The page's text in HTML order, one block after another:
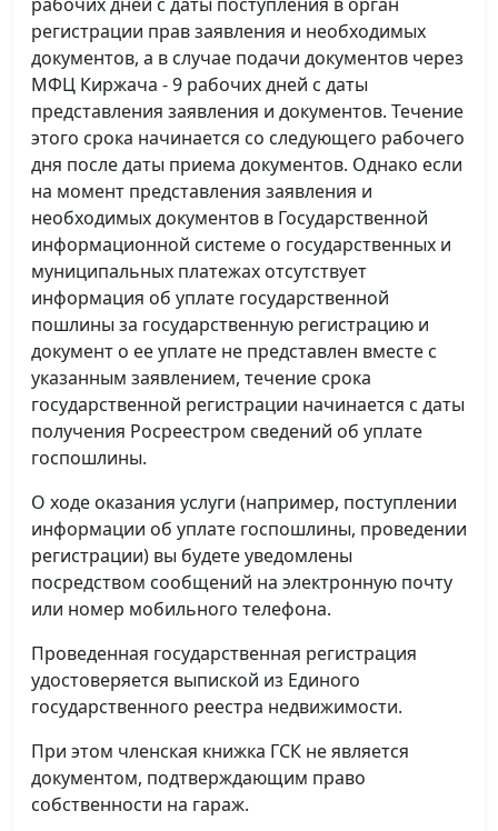
регистрации прав заявления и необходимых
документов, а в случае подачи документов через
МФЦ Киржача - 9 рабочих дней с даты
представления заявления и документов. Течение
этого срока начинается со следующего рабочего
дня после даты приема документов. Однако если
на момент представления заявления и
необходимых документов в Государственной
информационной системе о государственных и
муниципальных платежах отсутствует
информация об уплате государственной
пошлины за государственную регистрацию и
документ о ее уплате не представлен вместе с
указанным заявлением, течение срока
государственной регистрации начинается с даты
получения Росреестром сведений об уплате
госпошлины.
О ходе оказания услуги (например, поступлении
информации об уплате госпошлины, проведении
регистрации) вы будете уведомлены
посредством сообщений на электронную почту
или номер мобильного телефона.
Проведенная государственная регистрация
удостоверяется выпиской из Единого
государственного реестра недвижимости.
При этом членская книжка ГСК не является
документом, подтверждающим право
собственности на гараж.